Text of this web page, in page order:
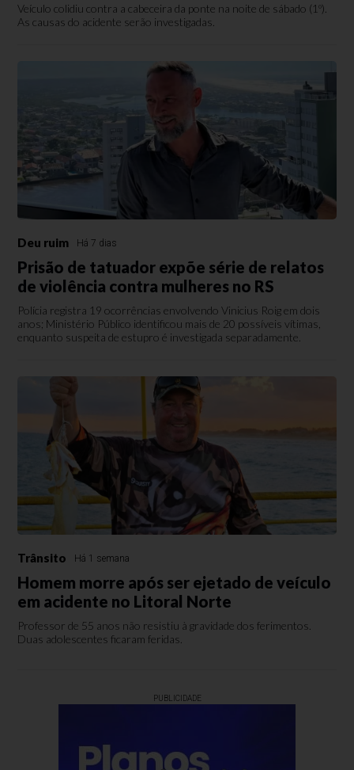
Veículo colidiu contra a cabeceira da ponte na noite de sábado (1º).
As causas do acidente serão investigadas.
Deu ruim Há 7 dias
Prisão de tatuador expõe série de relatos
de violência contra mulheres no RS
Polícia registra 19 ocorrências envolvendo Vinicius Roig em dois
anos; Ministério Público identificou mais de 20 possíveis vítimas,
enquanto suspeita de estupro é investigada separadamente.
Trânsito Há 1 semana
Homem morre após ser ejetado de veículo
em acidente no Litoral Norte
Professor de 55 anos não resistiu à gravidade dos ferimentos.
Duas adolescentes ficaram feridas.
PUBLICIDADE